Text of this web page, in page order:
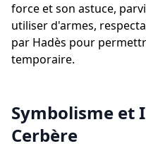
force et son astuce,
utiliser d'armes,
par Hadès pour
temporaire.
Symbolisme et
Cerbère